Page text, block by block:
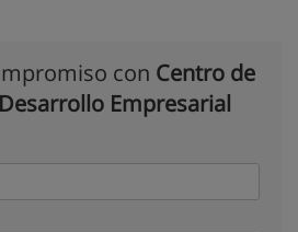
con Centro de
Empresarial